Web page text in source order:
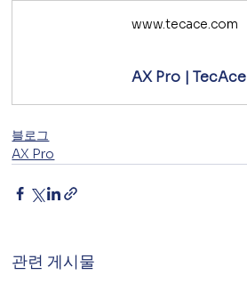
www.tecace.com
AX Pro | TecAce
블로그
AX Pro
관련 게시물